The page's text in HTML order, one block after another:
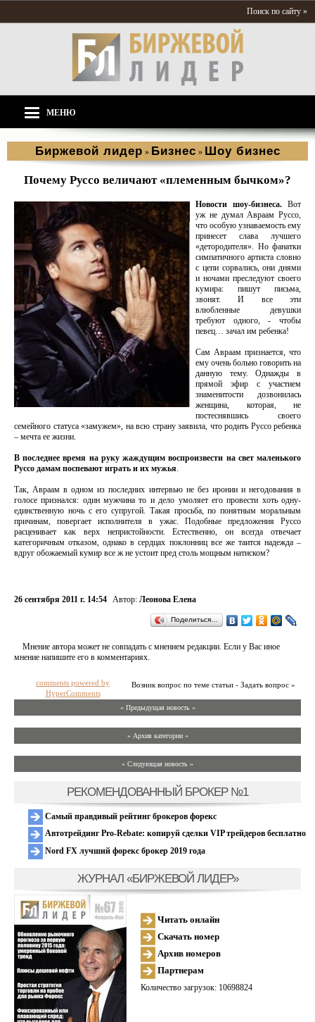
Поиск по сайту »
МЕНЮ
Биржевой лидер » Бизнес » Шоу бизнес
Почему Руссо величают «племенным бычком»?
Новости шоу-бизнеса. Вот
уж не думал Авраам Руссо,
что особую узнаваемость ему
принесет слава лучшего
«детородителя». Но фанатки
симпатичного артиста словно
с цепи сорвались, они днями
и ночами преследуют своего
кумира: пишут письма,
звонят. И все эти
влюбленные девушки
требуют одного, - чтобы
певец… зачал им ребенка!
Сам Авраам признается, что
ему очень больно говорить на
данную тему. Однажды в
прямой эфир с участием
знаменитости дозвонилась
женщина, которая, не
постеснявшись своего
семейного статуса «замужем», на всю страну заявила, что родить Руссо ребенка
– мечта ее жизни.
В последнее время на руку жаждущим воспроизвести на свет маленького
Руссо дамам поспевают играть и их мужья.
Так, Авраам в одном из последних интервью не без иронии и негодования в
голосе признался: один мужчина то и дело умоляет его провести хоть одну-
единственную ночь с его супругой. Такая просьба, по понятным моральным
причинам, повергает исполнителя в ужас. Подобные предложения Руссо
расценивает как верх непристойности. Естественно, он всегда отвечает
категоричным отказом, однако в сердцах поклонниц все же таится надежда –
вдруг обожаемый кумир все ж не устоит пред столь мощным натиском?
26 сентября 2011 г. 14:54 Автор: Леонова Елена
Поделиться…
Мнение автора может не совпадать с мнением редакции. Если у Вас иное
мнение напишите его в комментариях.
Возник вопрос по теме статьи - Задать вопрос »
comments powered by
HyperComments
« Предыдущая новость «
» Архив категории «
» Следующая новость »
РЕКОМЕНДОВАННЫЙ БРОКЕР №1
Самый правдивый рейтинг брокеров форекс
Автотрейдинг Pro-Rebate: копируй сделки VIP трейдеров бесплатно
Nord FX лучший форекс брокер 2019 года
ЖУРНАЛ «БИРЖЕВОЙ ЛИДЕР»
Читать онлайн
Скачать номер
Архив номеров
Партнерам
Количество загрузок: 10698824